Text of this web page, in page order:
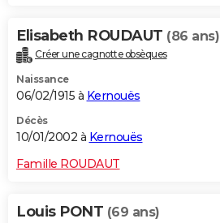
Elisabeth ROUDAUT (86 ans)
Créer une cagnotte obsèques
Naissance
06/02/1915 à Kernouës
Décès
10/01/2002 à Kernouës
Famille ROUDAUT
Louis PONT (69 ans)